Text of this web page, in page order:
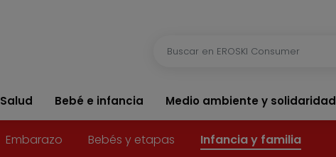
Salud Bebé e infancia Medio ambiente y solidaridad
Embarazo Bebés y etapas Infancia y familia